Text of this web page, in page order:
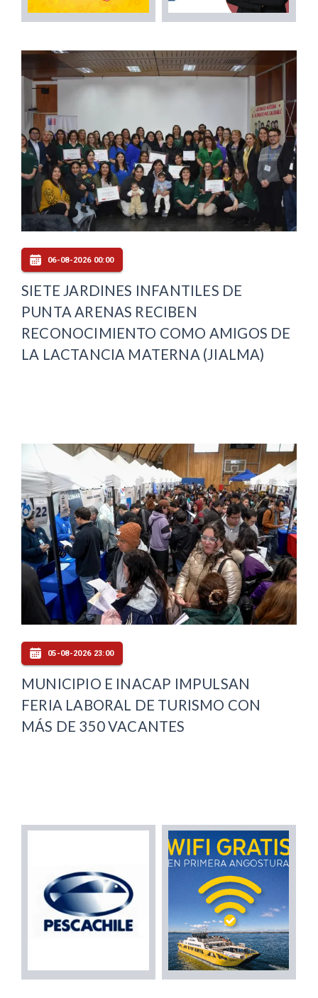
06-08-2026 00:00
SIETE JARDINES INFANTILES DE
PUNTA ARENAS RECIBEN
RECONOCIMIENTO COMO AMIGOS DE
LA LACTANCIA MATERNA (JIALMA)
05-08-2026 23:00
MUNICIPIO E INACAP IMPULSAN
FERIA LABORAL DE TURISMO CON
MÁS DE 350 VACANTES